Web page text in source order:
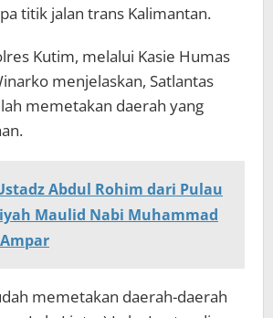
titik jalan trans Kalimantan.
Kutim, melalui Kasie Humas
menjelaskan, Satlantas
memetakan daerah yang
Abdul Rohim dari Pulau
Maulid Nabi Muhammad
memetakan daerah-daerah